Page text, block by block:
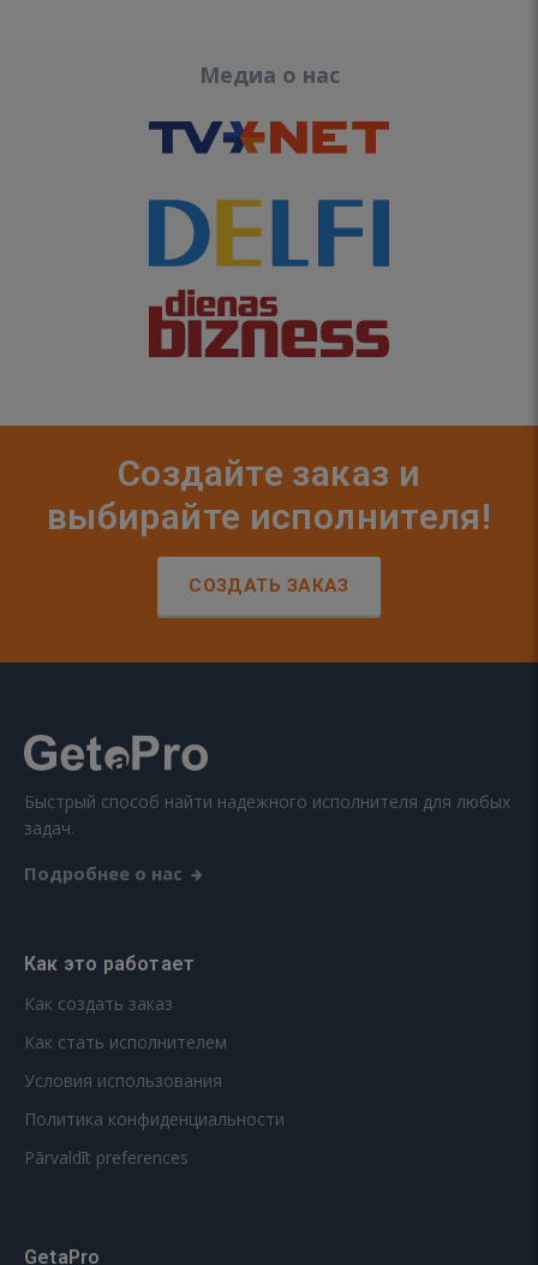
Медиа о нас
Создайте заказ и
выбирайте исполнителя!
СОЗДАТЬ ЗАКАЗ
Быстрый способ найти надежного исполнителя для любых
задач.
Подробнее о нас
Как это работает
Как создать заказ
Как стать исполнителем
Условия использования
Политика конфиденциальности
Pārvaldīt preferences
GetaPro